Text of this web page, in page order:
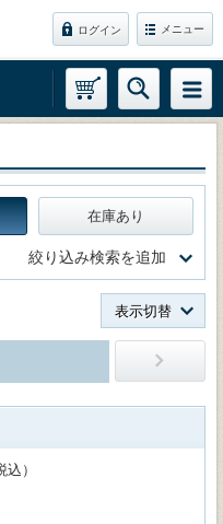
ログイン メニュー
在庫あり
絞り込み検索を追加
表示切替
）